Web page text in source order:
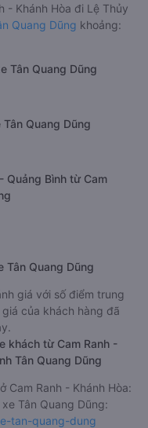
- Khánh Hòa đi Lệ Thủy
Quang Dũng khoảng:
Tân Quang Dũng
Quang Dũng
Quảng Bình từ Cam
Tân Quang Dũng
giá với số điểm trung
của khách hàng đã
khách từ Cam Ranh -
Tân Quang Dũng
Cam Ranh - Khánh Hòa:
Tân Quang Dũng:
tan-quang-dung